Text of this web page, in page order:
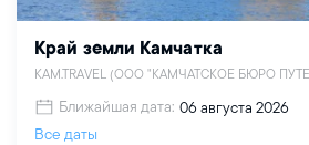
Край земли Камчатка
KAM.TRAVEL (ООО "КАМЧАТСКОЕ БЮРО
Ближайшая дата: 06 августа 2026
Все даты